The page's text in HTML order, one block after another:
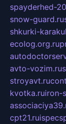
spayderhed-
snow-guard.ru
shkurki-
ecolog.org.ru
avto-vozim.ru
stroyavt.ru
kvotka.ruiron-
cpt21.ru